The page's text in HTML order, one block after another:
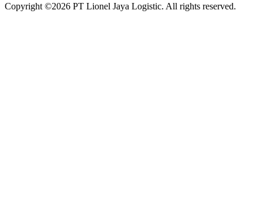
Copyright ©2026 PT Lionel Jaya Logistic. All rights reserved.